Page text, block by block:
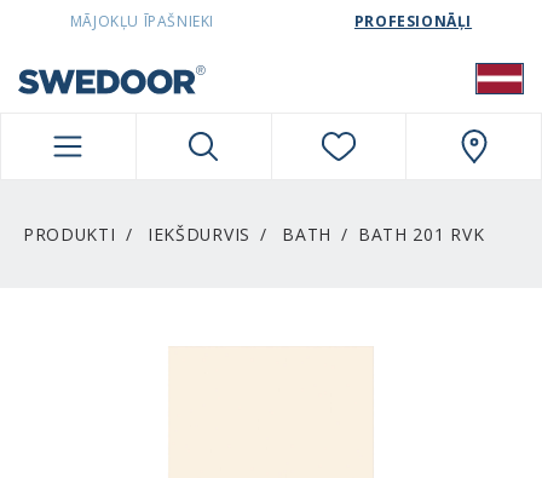
SWEDOORLATVIA NAVIGATION
MĀJOKĻU ĪPAŠNIEKI PROFESIONĀĻI
PRODUKTI IEKŠDURVIS BATH BATH 201 RVK